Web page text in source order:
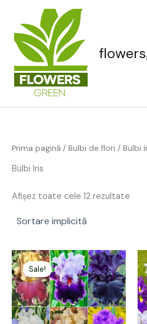
content
Prima pagină / Bulbi de flori / Bulbi
Bulbi Iris
Afișez toate cele 12 rezultate
Sale!
Prețul
inițial
a
fost:
499,00 lei.
Prețul
curent
este:
219,00 lei.